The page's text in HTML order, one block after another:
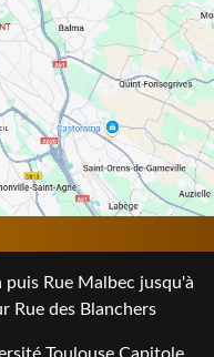
puis Rue Malbec jusqu'à
Rue des Blanchers